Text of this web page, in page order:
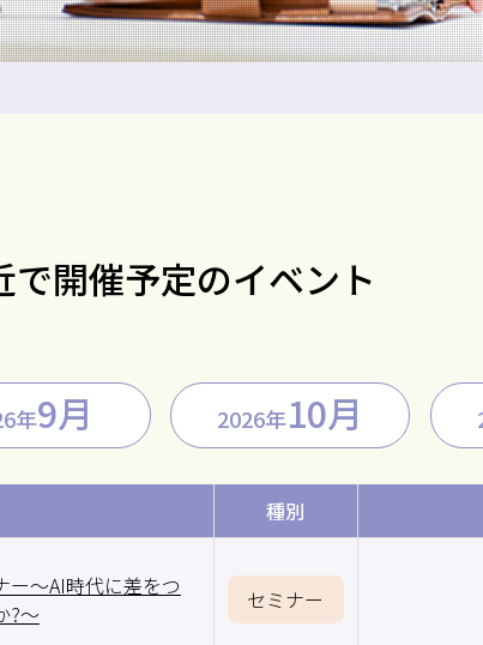
で開催予定のイベント
年9月 2026年10月
種別
ー～AI時代に差をつ
?～
セミナー